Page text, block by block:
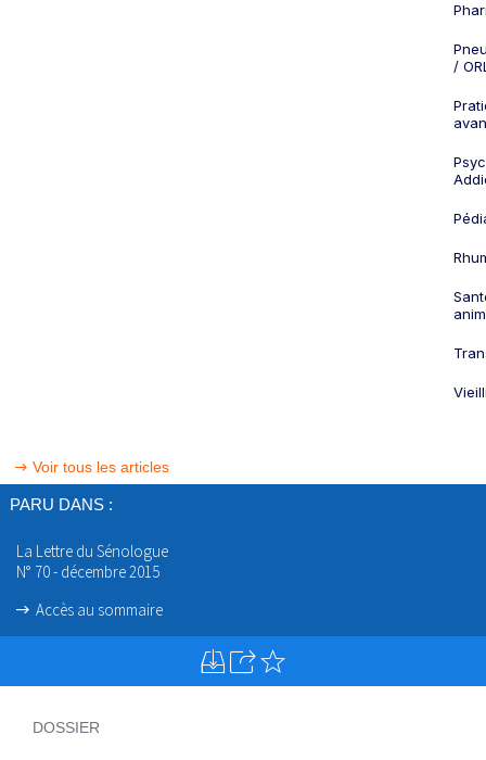
/
Voir tous les articles
PARU DANS :
La Lettre du Sénologue
N° 70 - décembre 2015
Accès au sommaire
DOSSIER